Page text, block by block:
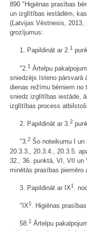
890 "Higiēnas prasības
un izglītības iestādēm,
(Latvijas Vēstnesis, 2013,
grozījumus:
1. Papildināt ar 2.1
"2. 1 Ārtelpu
sniedzējs īsteno pārsvarā
dienas režīmu bērniem no
sniedz izglītības iestāde,
izglītības process
2. Papildināt ar 3.2
"3.2 Šo noteikumu I un
20.3.3., 20.3.4., 20.3.5.
32., 36. punktā, VI, VII un
minētās prasības piemēro
3. Papildināt ar IX1 .
"IX1 . Higiēnas
58.1 Ārtelpu